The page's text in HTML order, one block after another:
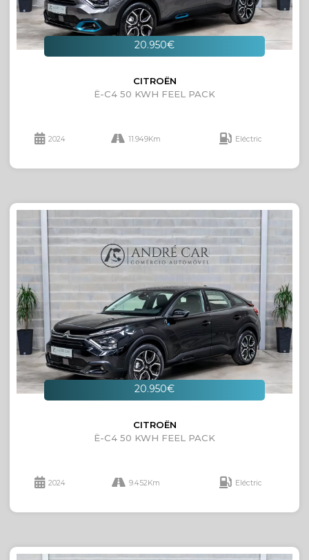
20.950€
CITROËN
Ë-C4 50 KWH FEEL PACK
2024 11.949Km Eléctric
20.950€
CITROËN
Ë-C4 50 KWH FEEL PACK
2024 9.452Km Eléctric